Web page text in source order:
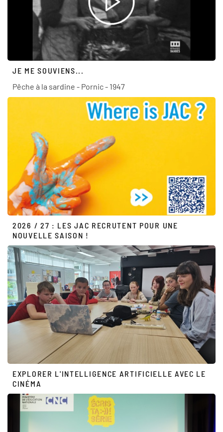
JE ME SOUVIENS...
Pêche à la sardine - Pornic - 1947
2026 / 27 : LES JAC RECRUTENT POUR UNE
NOUVELLE SAISON !
EXPLORER L'INTELLIGENCE ARTIFICIELLE AVEC LE
CINÉMA